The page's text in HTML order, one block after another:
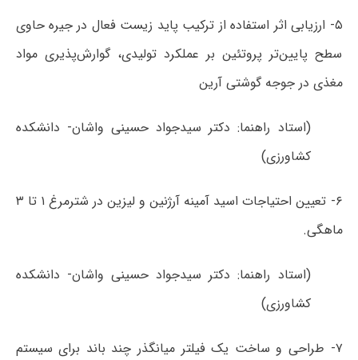
۵- ارزیابی اثر استفاده از ترکیب پاید زیست فعال در جیره حاوی
سطح پایین‌تر پروتئین بر عملکرد تولیدی، گوارش‌پذیری مواد
مغذی در جوجه گوشتی آرین
(استاد راهنما: دکتر سیدجواد حسینی واشان- دانشکده
کشاورزی)
۶- تعیین احتیاجات اسید آمینه آرژنین و لیزین در شترمرغ ۱ تا ۳
ماهگی.
(استاد راهنما: دکتر سیدجواد حسینی واشان- دانشکده
کشاورزی)
۷- طراحی و ساخت یک فیلتر میانگذر چند باند برای سیستم